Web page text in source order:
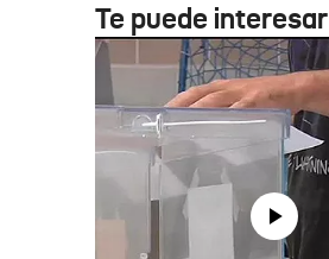
Te puede interesar